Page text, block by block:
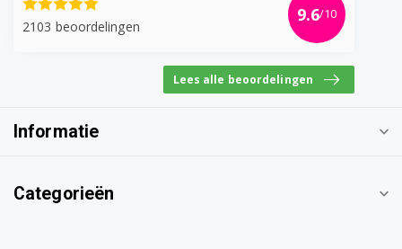
2103 beoordelingen
9.6/10
Lees alle beoordelingen
Informatie
Categorieën